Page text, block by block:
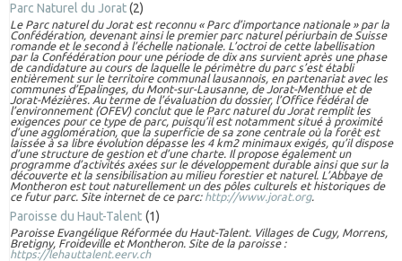
Parc Naturel du Jorat(2)
Le Parc naturel du Jorat est reconnu « Parc d’importance nationale » par la
Confédération, devenant ainsi le premier parc naturel périurbain de Suisse
romande et le second à l’échelle nationale. L’octroi de cette labellisation
par la Confédération pour une période de dix ans survient après une phase
de candidature au cours de laquelle le périmètre du parc s’est établi
entièrement sur le territoire communal lausannois, en partenariat avec les
communes d’Epalinges, du Mont-sur-Lausanne, de Jorat-Menthue et de
Jorat-Mézières. Au terme de l’évaluation du dossier, l’Office fédéral de
l’environnement (OFEV) conclut que le Parc naturel du Jorat remplit les
exigences pour ce type de parc, puisqu’il est notamment situé à proximité
d’une agglomération, que la superficie de sa zone centrale où la forêt est
laissée à sa libre évolution dépasse les 4 km2 minimaux exigés, qu’il dispose
d’une structure de gestion et d’une charte. Il propose également un
programme d’activités axées sur le développement durable ainsi que sur la
découverte et la sensibilisation au milieu forestier et naturel. L’Abbaye de
Montheron est tout naturellement un des pôles culturels et historiques de
ce futur parc. Site internet de ce parc: http://www.jorat.org.
Paroisse du Haut-Talent (1)
Paroisse Evangélique Réformée du Haut-Talent. Villages de Cugy, Morrens,
Bretigny, Froideville et Montheron. Site de la paroisse :
https://lehauttalent.eerv.ch